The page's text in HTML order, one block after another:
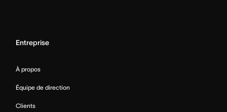
Entreprise
À propos
Équipe de direction
Clients